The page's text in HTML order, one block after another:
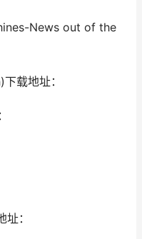
News out of the
载地址：
：